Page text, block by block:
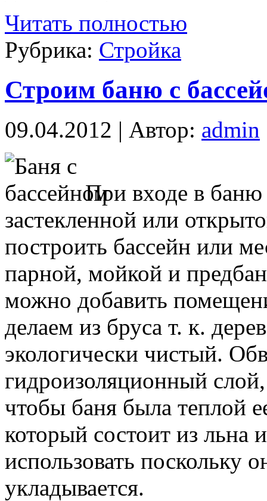
Читать полностью
Рубрика: Стройка
Строим баню с
09.04.2012 | Автор: admin
При входе в
застекленной или
построить бассейн или
парной, мойкой и
можно добавить
делаем из бруса т. к.
экологически чистый.
гидроизоляционный
чтобы баня была теплой
который состоит из
использовать поскольку
укладывается.